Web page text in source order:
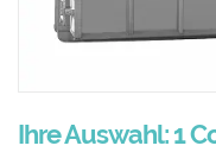
Ihre Auswahl: 1